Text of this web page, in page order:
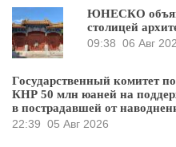
ЮНЕСКО
столицей
09:38 06 Авг
Государственный комитет
КНР 50 млн юаней на
в пострадавшей от
22:39 05 Авг 2026